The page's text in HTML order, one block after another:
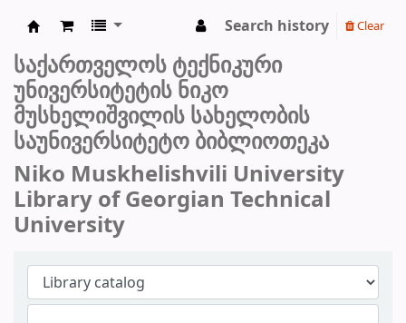
Search history Clear
საქართველოს ტექნიკური
უნივერსიტეტის ნიკო
მუსხელიშვილის სახელობის
საუნივერსიტეტო ბიბლიოთეკა
Niko Muskhelishvili University
Library of Georgian Technical
University